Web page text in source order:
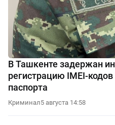
В Ташкенте задержан
регистрацию IMEI-
паспорта
Криминал5 августа 14:58